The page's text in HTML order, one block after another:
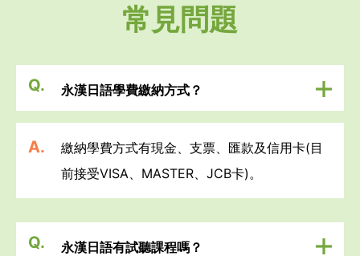
常見問題
Q. 永漢日語學費繳納方式？
A.
繳納學費方式有現金、支票、匯款及信用卡(目
前接受VISA、MASTER、JCB卡)。
Q. 永漢日語有試聽課程嗎？